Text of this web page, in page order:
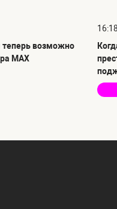
теперь возможно
MAX
16:18